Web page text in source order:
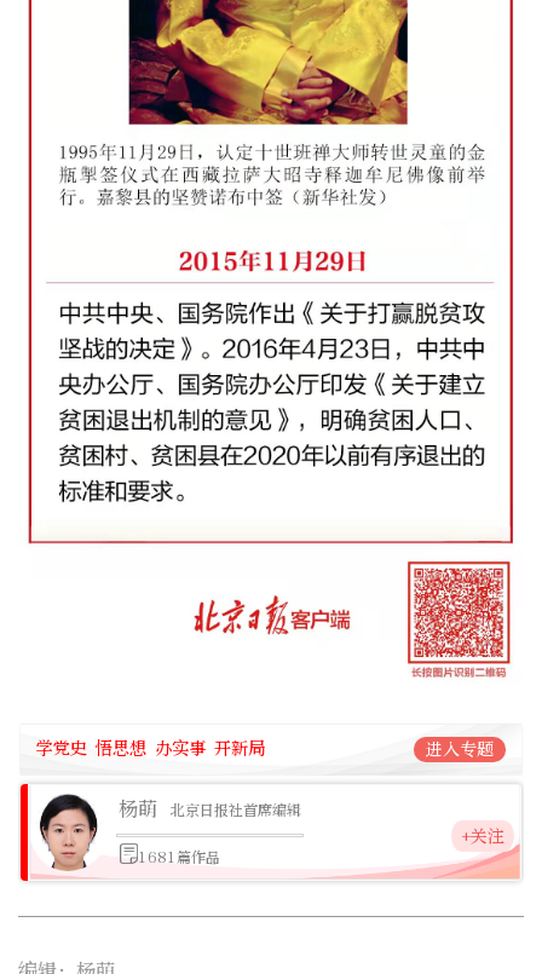
学党史 悟思想 办实事 开新局 进入专题
杨萌 北京日报社首席编辑
1681篇作品
+关注